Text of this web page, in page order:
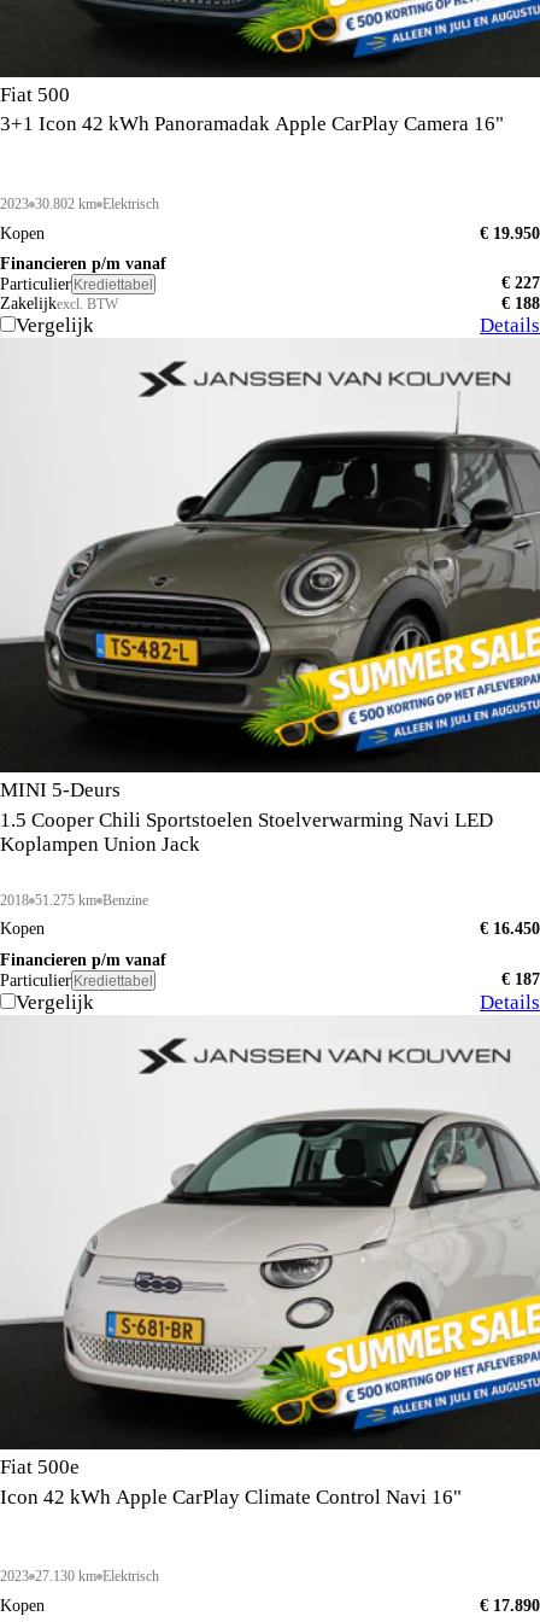
Fiat 500
3+1 Icon 42 kWh Panoramadak Apple CarPlay Camera 16"
2023 30.802 km Elektrisch
Kopen
€ 19.950
Financieren p/m vanaf
Particulier Krediettabel
€ 227
Zakelijkexcl. BTW € 188
Vergelijk Details
MINI 5-Deurs
1.5 Cooper Chili Sportstoelen Stoelverwarming Navi LED
Koplampen Union Jack
2018 51.275 km Benzine
Kopen
€ 16.450
Financieren p/m vanaf
Particulier Krediettabel € 187
Vergelijk Details
Fiat 500e
Icon 42 kWh Apple CarPlay Climate Control Navi 16"
2023 27.130 km Elektrisch
Kopen
€ 17.890